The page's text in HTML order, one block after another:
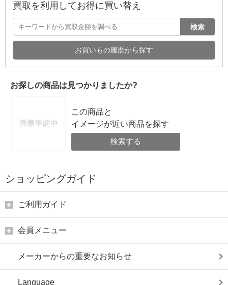
買取を利用してお得に買い替え
検索
お買いもの履歴から探す
お探しの商品は見つかりましたか?
この商品と
イメージが近い商品を探す
検索する
ショッピングガイド
ご利用ガイド
会員メニュー
メーカーからの重要なお知らせ
Language